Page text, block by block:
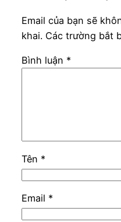
Email của bạn sẽ
khai. Các trường bắt
Bình luận *
Tên *
Email *